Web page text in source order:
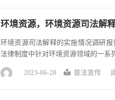
环境资源，环境资源司法解
环境资源司法解释的实施情况调研
法律制度中针对环境资源领域的一系
2023-06-28 普法宣传